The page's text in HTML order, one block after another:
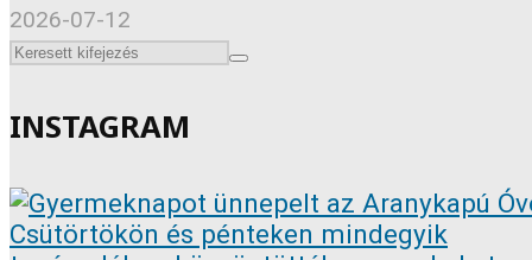
2026-07-12
INSTAGRAM